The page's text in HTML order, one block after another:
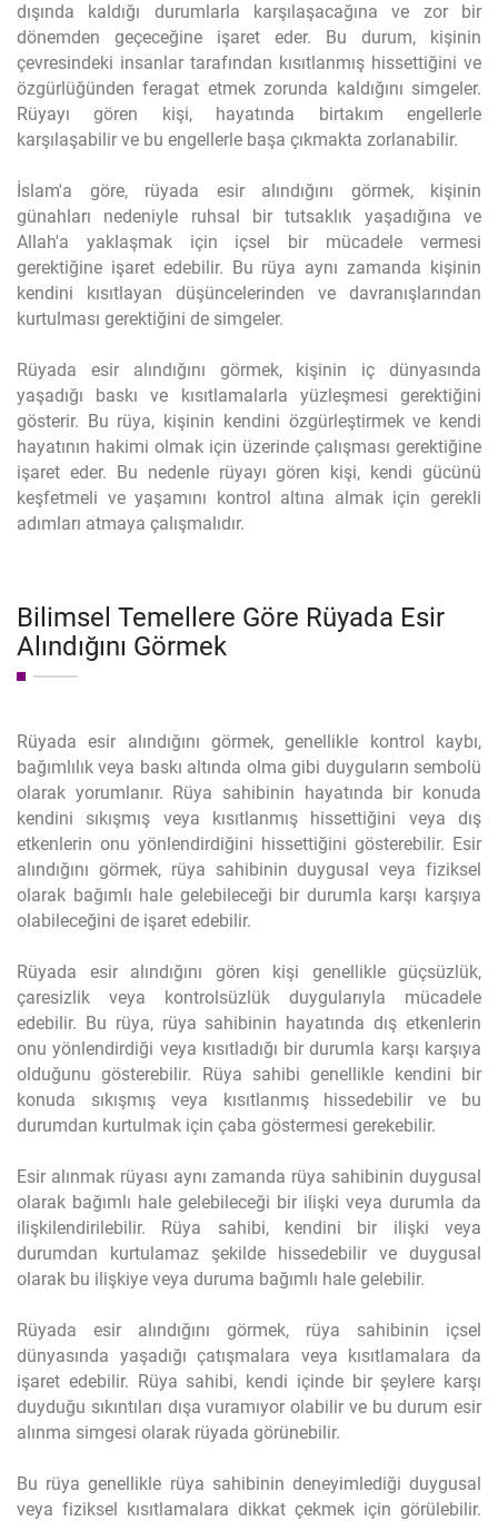
dışında kaldığı durumlarla karşılaşacağına ve zor bir
dönemden geçeceğine işaret eder. Bu durum, kişinin
çevresindeki insanlar tarafından kısıtlanmış hissettiğini ve
özgürlüğünden feragat etmek zorunda kaldığını simgeler.
Rüyayı gören kişi, hayatında birtakım engellerle
karşılaşabilir ve bu engellerle başa çıkmakta zorlanabilir.
İslam'a göre, rüyada esir alındığını görmek, kişinin
günahları nedeniyle ruhsal bir tutsaklık yaşadığına ve
Allah'a yaklaşmak için içsel bir mücadele vermesi
gerektiğine işaret edebilir. Bu rüya aynı zamanda kişinin
kendini kısıtlayan düşüncelerinden ve davranışlarından
kurtulması gerektiğini de simgeler.
Rüyada esir alındığını görmek, kişinin iç dünyasında
yaşadığı baskı ve kısıtlamalarla yüzleşmesi gerektiğini
gösterir. Bu rüya, kişinin kendini özgürleştirmek ve kendi
hayatının hakimi olmak için üzerinde çalışması gerektiğine
işaret eder. Bu nedenle rüyayı gören kişi, kendi gücünü
keşfetmeli ve yaşamını kontrol altına almak için gerekli
adımları atmaya çalışmalıdır.
Bilimsel Temellere Göre Rüyada Esir
Alındığını Görmek
Rüyada esir alındığını görmek, genellikle kontrol kaybı,
bağımlılık veya baskı altında olma gibi duyguların sembolü
olarak yorumlanır. Rüya sahibinin hayatında bir konuda
kendini sıkışmış veya kısıtlanmış hissettiğini veya dış
etkenlerin onu yönlendirdiğini hissettiğini gösterebilir. Esir
alındığını görmek, rüya sahibinin duygusal veya fiziksel
olarak bağımlı hale gelebileceği bir durumla karşı karşıya
olabileceğini de işaret edebilir.
Rüyada esir alındığını gören kişi genellikle güçsüzlük,
çaresizlik veya kontrolsüzlük duygularıyla mücadele
edebilir. Bu rüya, rüya sahibinin hayatında dış etkenlerin
onu yönlendirdiği veya kısıtladığı bir durumla karşı karşıya
olduğunu gösterebilir. Rüya sahibi genellikle kendini bir
konuda sıkışmış veya kısıtlanmış hissedebilir ve bu
durumdan kurtulmak için çaba göstermesi gerekebilir.
Esir alınmak rüyası aynı zamanda rüya sahibinin duygusal
olarak bağımlı hale gelebileceği bir ilişki veya durumla da
ilişkilendirilebilir. Rüya sahibi, kendini bir ilişki veya
durumdan kurtulamaz şekilde hissedebilir ve duygusal
olarak bu ilişkiye veya duruma bağımlı hale gelebilir.
Rüyada esir alındığını görmek, rüya sahibinin içsel
dünyasında yaşadığı çatışmalara veya kısıtlamalara da
işaret edebilir. Rüya sahibi, kendi içinde bir şeylere karşı
duyduğu sıkıntıları dışa vuramıyor olabilir ve bu durum esir
alınma simgesi olarak rüyada görünebilir.
Bu rüya genellikle rüya sahibinin deneyimlediği duygusal
veya fiziksel kısıtlamalara dikkat çekmek için görülebilir.